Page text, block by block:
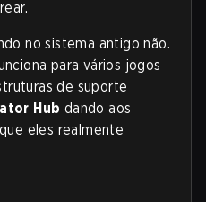
no sistema antigo não.
para vários jogos
de suporte
Hub dando aos
eles realmente